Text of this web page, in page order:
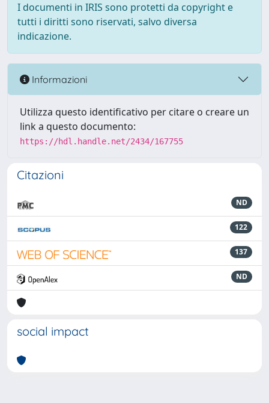
I documenti in IRIS sono protetti da copyright e
tutti i diritti sono riservati, salvo diversa
indicazione.
Informazioni
Utilizza questo identificativo per citare o creare un
link a questo documento:
https://hdl.handle.net/2434/167755
Citazioni
ND
122
137
ND
social impact